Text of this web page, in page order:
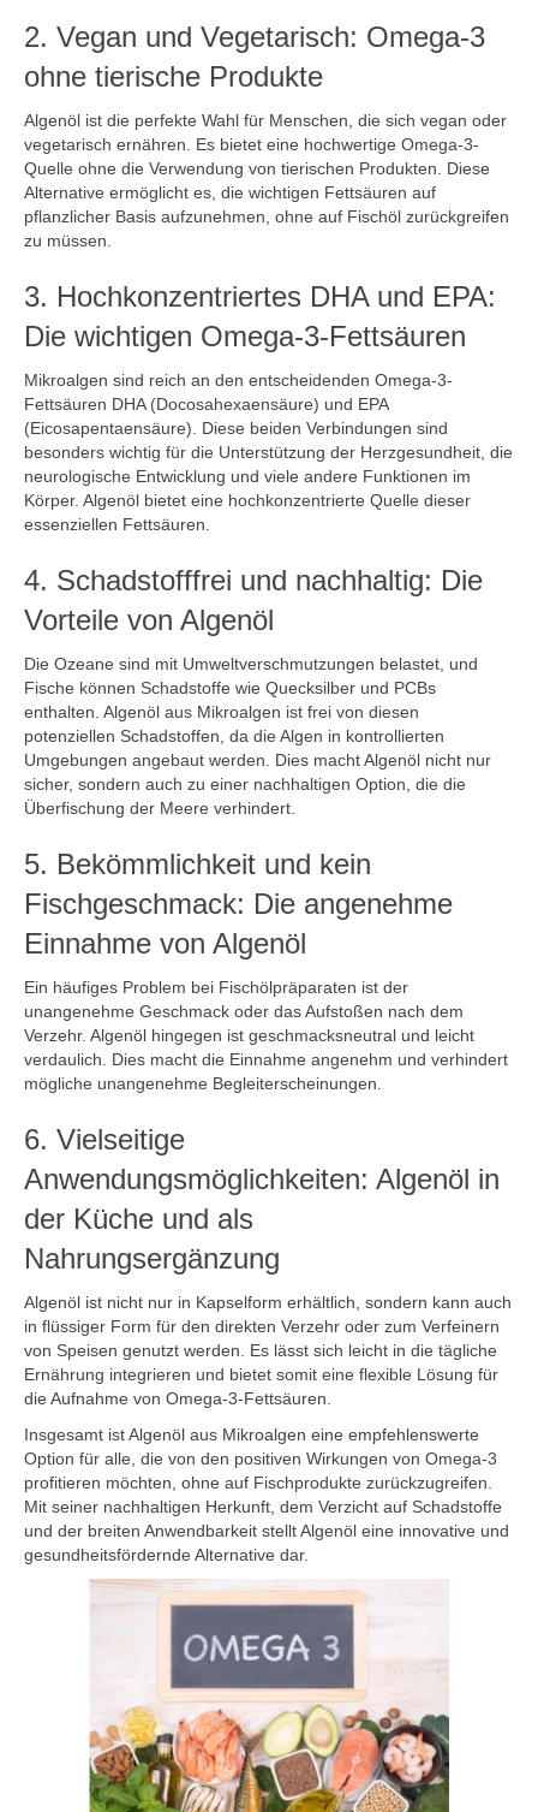
2. Vegan und Vegetarisch: Omega-3
ohne tierische Produkte
Algenöl ist die perfekte Wahl für Menschen, die sich vegan oder
vegetarisch ernähren. Es bietet eine hochwertige Omega-3-
Quelle ohne die Verwendung von tierischen Produkten. Diese
Alternative ermöglicht es, die wichtigen Fettsäuren auf
pflanzlicher Basis aufzunehmen, ohne auf Fischöl zurückgreifen
zu müssen.
3. Hochkonzentriertes DHA und EPA:
Die wichtigen Omega-3-Fettsäuren
Mikroalgen sind reich an den entscheidenden Omega-3-
Fettsäuren DHA (Docosahexaensäure) und EPA
(Eicosapentaensäure). Diese beiden Verbindungen sind
besonders wichtig für die Unterstützung der Herzgesundheit, die
neurologische Entwicklung und viele andere Funktionen im
Körper. Algenöl bietet eine hochkonzentrierte Quelle dieser
essenziellen Fettsäuren.
4. Schadstofffrei und nachhaltig: Die
Vorteile von Algenöl
Die Ozeane sind mit Umweltverschmutzungen belastet, und
Fische können Schadstoffe wie Quecksilber und PCBs
enthalten. Algenöl aus Mikroalgen ist frei von diesen
potenziellen Schadstoffen, da die Algen in kontrollierten
Umgebungen angebaut werden. Dies macht Algenöl nicht nur
sicher, sondern auch zu einer nachhaltigen Option, die die
Überfischung der Meere verhindert.
5. Bekömmlichkeit und kein
Fischgeschmack: Die angenehme
Einnahme von Algenöl
Ein häufiges Problem bei Fischölpräparaten ist der
unangenehme Geschmack oder das Aufstoßen nach dem
Verzehr. Algenöl hingegen ist geschmacksneutral und leicht
verdaulich. Dies macht die Einnahme angenehm und verhindert
mögliche unangenehme Begleiterscheinungen.
6. Vielseitige
Anwendungsmöglichkeiten: Algenöl in
der Küche und als
Nahrungsergänzung
Algenöl ist nicht nur in Kapselform erhältlich, sondern kann auch
in flüssiger Form für den direkten Verzehr oder zum Verfeinern
von Speisen genutzt werden. Es lässt sich leicht in die tägliche
Ernährung integrieren und bietet somit eine flexible Lösung für
die Aufnahme von Omega-3-Fettsäuren.
Insgesamt ist Algenöl aus Mikroalgen eine empfehlenswerte
Option für alle, die von den positiven Wirkungen von Omega-3
profitieren möchten, ohne auf Fischprodukte zurückzugreifen.
Mit seiner nachhaltigen Herkunft, dem Verzicht auf Schadstoffe
und der breiten Anwendbarkeit stellt Algenöl eine innovative und
gesundheitsfördernde Alternative dar.